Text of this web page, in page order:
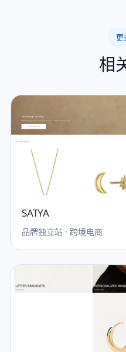
更
相
SATYA
品牌独立站 · 跨境电商